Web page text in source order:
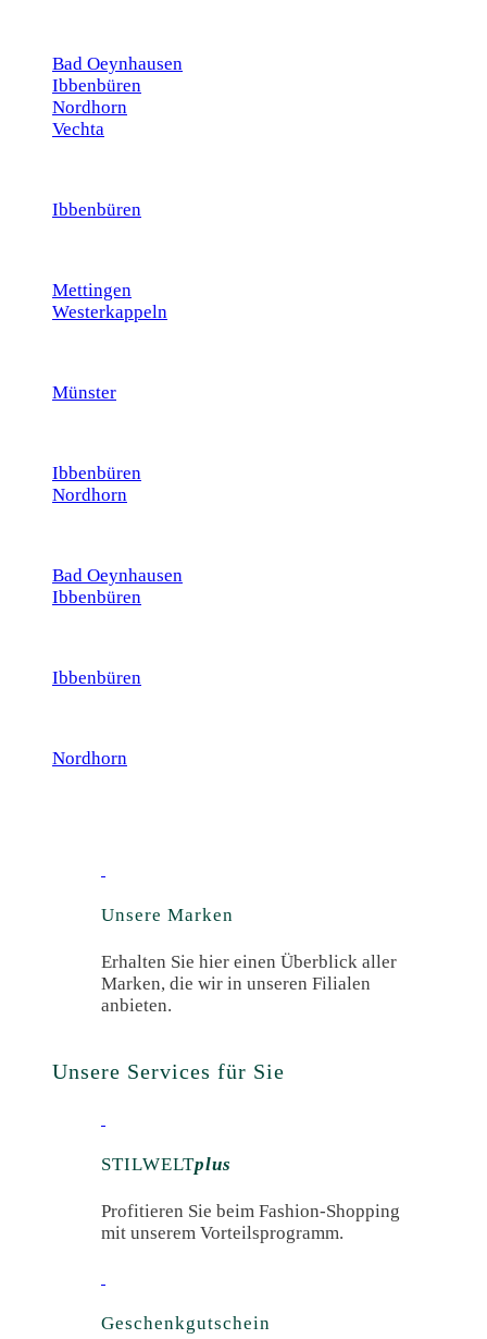
Bad Oeynhausen
Ibbenbüren
Nordhorn
Vechta
Ibbenbüren
Mettingen
Westerkappeln
Münster
Ibbenbüren
Nordhorn
Bad Oeynhausen
Ibbenbüren
Ibbenbüren
Nordhorn
Unsere Marken
Erhalten Sie hier einen Überblick aller
Marken, die wir in unseren Filialen
anbieten.
Unsere Services für Sie
STILWELTplus
Profitieren Sie beim Fashion-Shopping
mit unserem Vorteilsprogramm.
Geschenk­gutschein